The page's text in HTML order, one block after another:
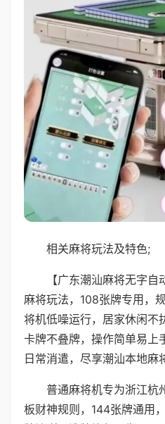
相关麻将玩法及特色;
【广东潮汕麻将无字
麻将玩法，108张牌专用，
将机低噪运行，居家休闲不
卡牌不叠牌，操作简单易上
日常消遣，尽享潮汕本地麻
普通麻将机专为浙江杭
板财神规则，144张牌通用